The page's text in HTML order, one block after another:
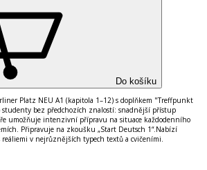
Do košíku
Platz NEU A1 (kapitola 1–12) s doplňkem "Treffpunkt
studenty bez předchozích znalostí: snadnější přístup
umožňuje intenzivní přípravu na situace každodenního
ích. Připravuje na zkoušku „Start Deutsch 1“.Nabízí
reáliemi v nejrůznějších typech textů a cvičeními.